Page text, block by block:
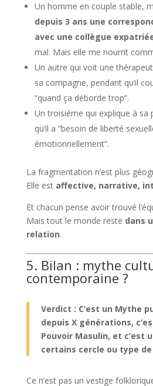
Un homme en couple stable,
depuis 3 ans une
avec une collègue
mal. Mais elle me nourrit
Un autre qui voit une
sa compagne, pendant qu’il
“quand ça déborde trop”.
Un troisième qui explique à sa
qu’il a “besoin de liberté
émotionnellement”.
La fragmentation n’est plus
Elle est affective, narrative,
Et chacun pense avoir trouvé
Mais tout le monde reste dans
relation.
5. Bilan : mythe
contemporaine ?
Verdict : C’est un Mythe
depuis X générations,
Pouvoir Masulin, et c’est
certains cercle ou type
Ce n’est pas un vestige